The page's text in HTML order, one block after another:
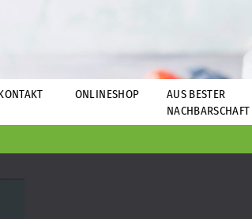
ONLINESHOP
AUS BESTER
NACHBARSCHAFT